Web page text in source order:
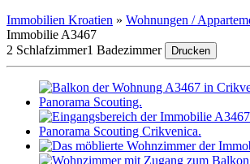
Immobilien Kroatien » Wohnungen /
Immobilie A3467
2 Schlafzimmer1 Badezimmer Drucken